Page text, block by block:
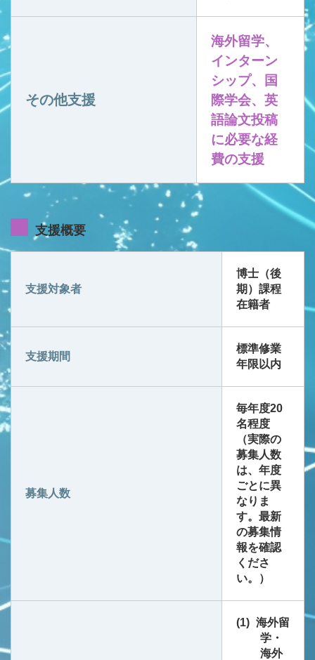
その他支援
海外留学、
インターン
シップ、国
際学会、英
語論文投稿
に必要な経
費の支援
支援概要
支援対象者
博士（後
期）課程
在籍者
支援期間
標準修業
年限以内
募集人数
毎年度20
名程度
（実際の
募集人数
は、年度
ごとに異
なりま
す。最新
の募集情
報を確認
くださ
い。）
海外留
学・
海外